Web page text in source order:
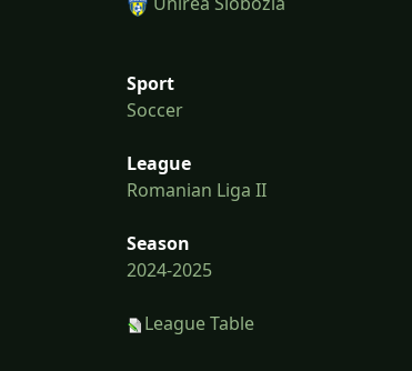
Sport
Soccer
League
Romanian Liga II
Season
2024-2025
League Table